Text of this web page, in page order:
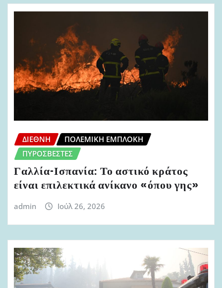
ΔΙΕΘΝΉ
ΠΟΛΕΜΙΚΉ ΕΜΠΛΟΚΉ
ΠΥΡΟΣΒΈΣΤΕΣ
Γαλλία-Ισπανία: Το αστικό κράτος
είναι επιλεκτικά ανίκανο «όπου γης»
admin Ιούλ 26, 2026